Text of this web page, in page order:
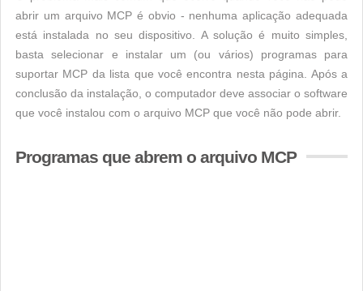
abrir um arquivo MCP é obvio - nenhuma aplicação adequada
está instalada no seu dispositivo. A solução é muito simples,
basta selecionar e instalar um (ou vários) programas para
suportar MCP da lista que você encontra nesta página. Após a
conclusão da instalação, o computador deve associar o software
que você instalou com o arquivo MCP que você não pode abrir.
Programas que abrem o arquivo MCP